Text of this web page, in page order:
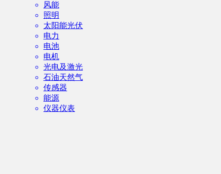
风能
照明
太阳能光伏
电力
电池
电机
光电及激光
石油天然气
传感器
能源
仪器仪表